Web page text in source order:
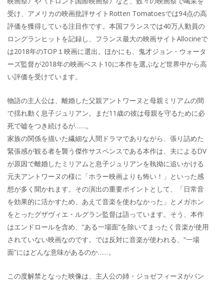
受け、アメリカの映画批評サイトRotten Tomatoesでは94点の高
評価を獲得している注目作です。本国フランスでは40万人動員の
ロングランヒットを記録し、フランス最大の映画サイトAllocineで
は2018年のTOP１映画に選出。ほかにも、鬼才ジョン・ウォータ
ーズ監督が2018年の映画ベスト10に本作を選ぶなど世界中から高
い評価を受けています。
物語の主人公は、離婚した父親アントワーヌと母親ミリアムの間
で揺れ動く息子ジュリアン。まだ11歳の彼は母親を守るために必
死で嘘をつき続けるが……。
家族の関係を描いた繊細な人間ドラマでありながら、張り詰めた
緊張感が観る者を襲う傑作サスペンスである本作は、夫によるDV
が原因で離婚したミリアムと息子ジュリアンを執拗に追いかける
元夫アントワーヌの様に「ホラー映画よりも怖い！」といった感
想が多く聞かれます。その演出の重要ポイントとして、「日常音
を効果的に活かすため、あえて音楽を使わなかった」とメガホン
をとったグザヴィエ・ルグラン監督は語っています。そう、本作
はエンドロールを含め、“ある一場面”を除いてまったく音楽が使用
されていない映画なのです。では反対に音楽が使われる、“一場
面”にはどんな意味があるのか……。
この度解禁となった映像は、主人公の姉・ジョゼフィーヌがバン